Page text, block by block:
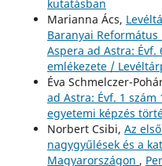
kutatásban
Marianna Ács,
Baranyai
Aspera ad Astra:
emlékezete /
Éva Schmelczer-
ad Astra: Évf. 1 szám
egyetemi képzés
Norbert Csibi, Az
nagygyűlések és a
Magyarországon ,